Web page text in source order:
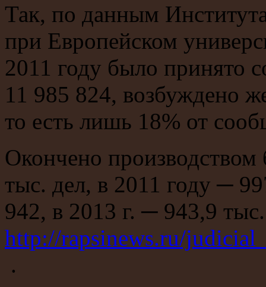
Так, по данным
при Европейском
2011 году было принято
11 985 824, возбуждено
то есть лишь 18% от
Окончено
тыс. дел, в 2011 году ─
942, в 2013 г. ─ 943,9
http://rapsinews.ru/
.